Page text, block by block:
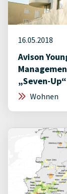
16.05.2018
Avison
„Seven-
Wohnen